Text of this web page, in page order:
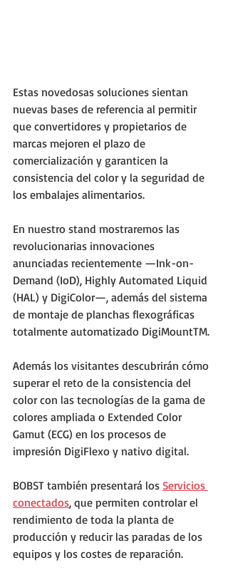
Estas novedosas soluciones sientan
nuevas bases de referencia al permitir
que convertidores y propietarios de
marcas mejoren el plazo de
comercialización y garanticen la
consistencia del color y la seguridad de
los embalajes alimentarios.
En nuestro stand mostraremos las
revolucionarias innovaciones
anunciadas recientemente —Ink-on-
Demand (IoD), Highly Automated Liquid
(HAL) y DigiColor—, además del sistema
de montaje de planchas flexográficas
totalmente automatizado DigiMountTM.
Además los visitantes descubrirán cómo
superar el reto de la consistencia del
color con las tecnologías de la gama de
colores ampliada o Extended Color
Gamut (ECG) en los procesos de
impresión DigiFlexo y nativo digital.
BOBST también presentará los Servicios
conectados, que permiten controlar el
rendimiento de toda la planta de
producción y reducir las paradas de los
equipos y los costes de reparación.